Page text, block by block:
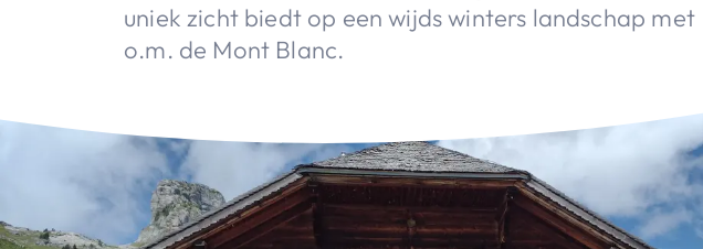
uniek zicht biedt op een wijds winters landschap met
o.m. de Mont Blanc.